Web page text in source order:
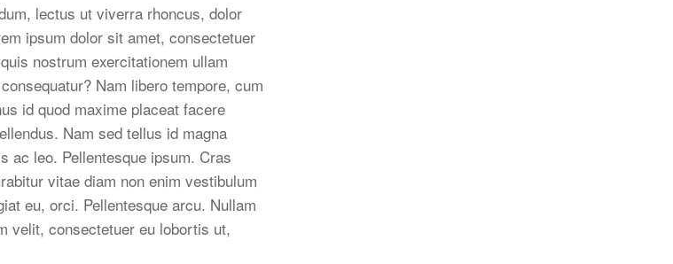
lectus ut viverra rhoncus, dolor
ipsum dolor sit amet, consectetuer
nostrum exercitationem ullam
Nam libero tempore, cum
id quod maxime placeat facere
Nam sed tellus id magna
ac leo. Pellentesque ipsum. Cras
vitae diam non enim vestibulum
eu, orci. Pellentesque arcu. Nullam
velit, consectetuer eu lobortis ut,